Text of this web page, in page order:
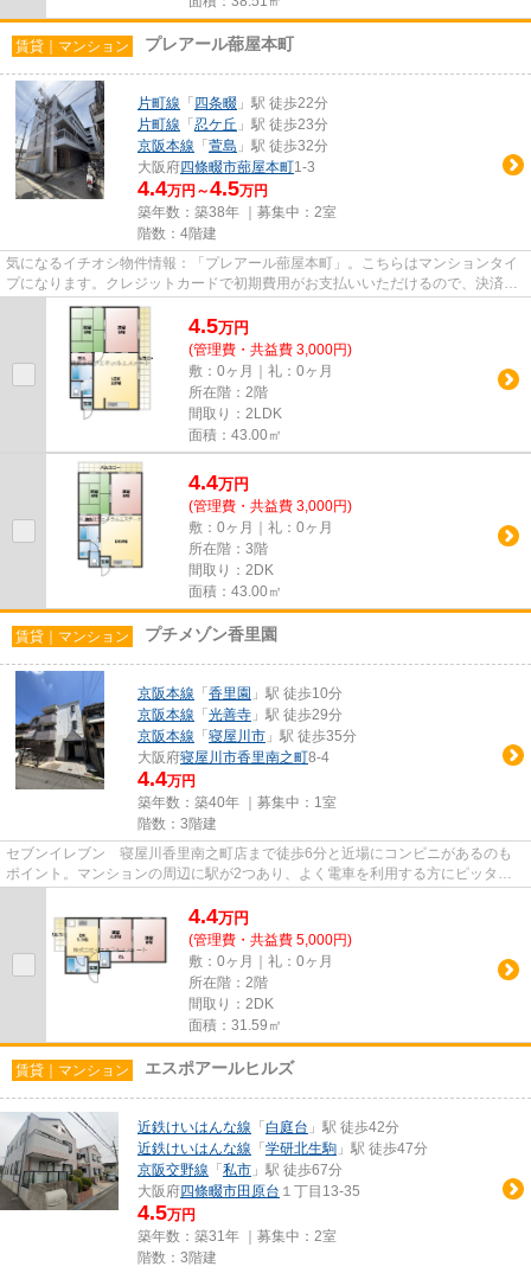
賃貸｜マンション プレアール蔀屋本町
片町線 「 四条畷 」駅 徒歩22分
片町線 「 忍ケ丘 」駅 徒歩23分
京阪本線 「 萱島 」駅 徒歩32分
大阪府四條畷市蔀屋本町1-3
4.4万円～4.5万円
築年数：築38年 ｜募集中： 2室
階数：4階建
気になるイチオシ物件情報：「プレアール蔀屋本町」。こちらはマンションタイ
プになります。クレジットカードで初期費用がお支払いいただけるので、決済の
手間が軽減できます。目的に...
4.5万円
(管理費・共益費 3,000円)
敷：0ヶ月｜礼：0ヶ月
所在階：2階
間取り：2LDK
面積：43.00㎡
4.4万円
(管理費・共益費 3,000円)
敷：0ヶ月｜礼：0ヶ月
所在階：3階
間取り：2DK
面積：43.00㎡
賃貸｜マンション プチメゾン香里園
京阪本線 「 香里園 」駅 徒歩10分
京阪本線 「 光善寺 」駅 徒歩29分
京阪本線 「 寝屋川市 」駅 徒歩35分
大阪府寝屋川市香里南之町8-4
4.4万円
築年数：築40年 ｜募集中： 1室
階数：3階建
セブンイレブン 寝屋川香里南之町店まで徒歩6分と近場にコンビニがあるのも
ポイント。マンションの周辺に駅が2つあり、よく電車を利用する方にピッタリ
4.4万円
(管理費・共益費 5,000円)
敷：0ヶ月｜礼：0ヶ月
所在階：2階
間取り：2DK
面積：31.59㎡
賃貸｜マンション エスポアールヒルズ
近鉄けいはんな線 「 白庭台 」駅 徒歩42分
近鉄けいはんな線 「 学研北生駒 」駅 徒歩47分
京阪交野線 「 私市 」駅 徒歩67分
大阪府四條畷市田原台 １丁目13-35
4.5万円
築年数：築31年 ｜募集中： 2室
階数：3階建